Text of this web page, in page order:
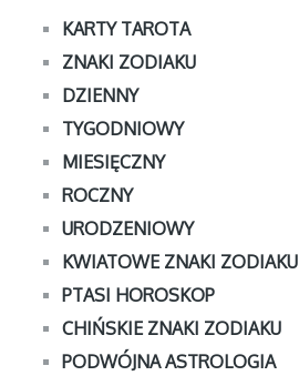
KARTY TAROTA
ZNAKI ZODIAKU
DZIENNY
TYGODNIOWY
MIESIĘCZNY
ROCZNY
URODZENIOWY
KWIATOWE ZNAKI ZODIAKU
PTASI HOROSKOP
CHIŃSKIE ZNAKI ZODIAKU
PODWÓJNA ASTROLOGIA